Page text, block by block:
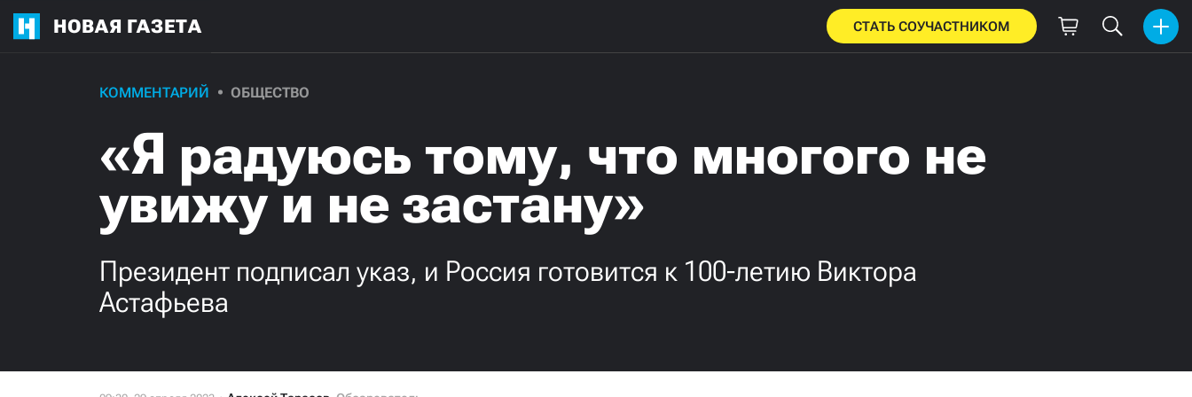
НОВАЯ ГАЗЕТА СТАТЬ СОУЧАСТНИКОМ
КОММЕНТАРИЙ ОБЩЕСТВО
«Я радуюсь тому, что многого не
увижу и не застану»
Президент подписал указ, и Россия готовится к 100-летию Виктора
Астафьева